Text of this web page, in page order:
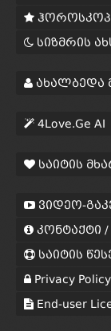
სიზმრის
ახალბედა
4Love.Ge AI
საიტის
ვიდეო-
კონტაქტი
საიტის
Privacy Policy
End-user